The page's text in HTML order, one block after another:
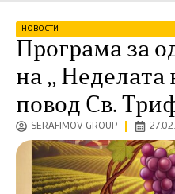
НОВОСТИ
Програма за
на ,, Неделата
повод Св.
SERAFIMOV GROUP